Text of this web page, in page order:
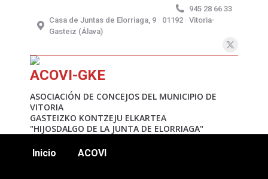
945 28 66 33
Casa de Juntas de Elorriaga, 9 · 01192 · Vitoria-
Gasteiz (Álava)
X
ACOVI-GKE
ASOCIACIÓN DE CONCEJOS DEL MUNICIPIO DE
VITORIA
GASTEIZKO KONTZEJU ELKARTEA
"HIJOSDALGO DE LA JUNTA DE ELORRIAGA"
Inicio ACOVI